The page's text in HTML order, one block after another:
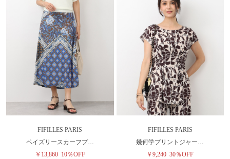
FIFILLES PARIS
ペイズリースカーフプ…
￥13,860 10％OFF
FIFILLES PARIS
幾何学プリントジャー…
￥9,240 30％OFF